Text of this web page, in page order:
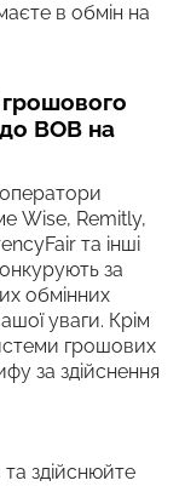
в обмін на
грошового
BOB на
Wise, Remitly,
та інші
за
обмінних
уваги. Крім
грошових
за здійснення
здійснюйте